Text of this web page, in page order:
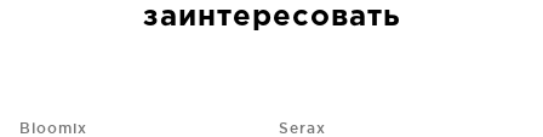
заинтересовать
Bloomix
Serax